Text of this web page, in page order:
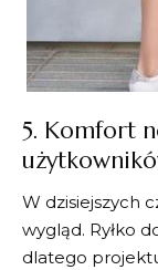
5. Komfort
W dzisiejszych
wygląd. Ryłko
dlatego